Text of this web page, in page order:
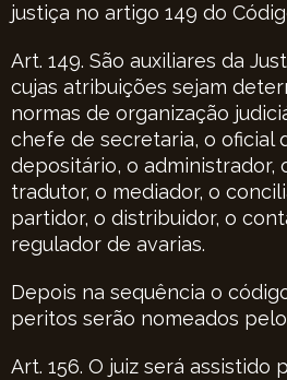
justiça no artigo 149 do
Art. 149. São auxiliares da
cujas atribuições sejam
normas de organização
chefe de secretaria, o oficial
depositário, o administrador,
tradutor, o mediador, o
partidor, o distribuidor, o
regulador de avarias.
Depois na sequência o
peritos serão nomeados pelo
Art. 156. O juiz será assistido